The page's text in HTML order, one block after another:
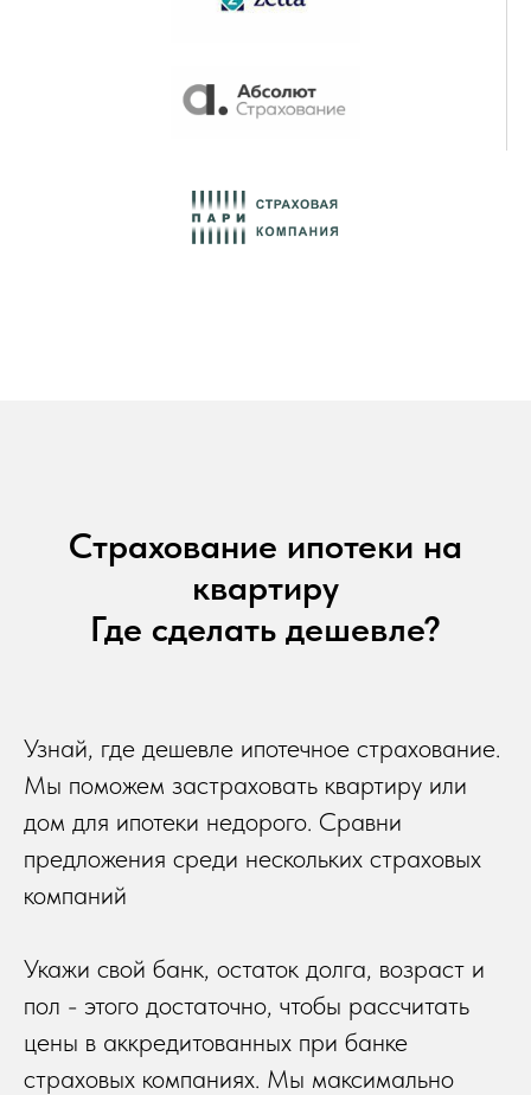
Страхование ипотеки на
квартиру
Где сделать дешевле?
Узнай, где дешевле ипотечное страхование.
Мы поможем застраховать квартиру или
дом для ипотеки недорого. Сравни
предложения среди нескольких страховых
компаний
Укажи свой банк, остаток долга, возраст и
пол - этого достаточно, чтобы рассчитать
цены в аккредитованных при банке
страховых компаниях. Мы максимально